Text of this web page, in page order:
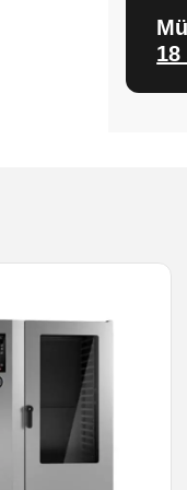
18